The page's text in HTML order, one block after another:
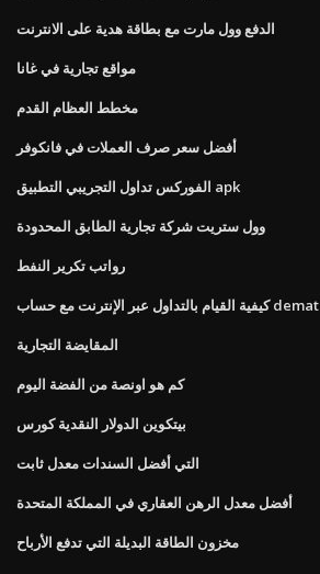
الدفع وول مارت مع بطاقة هدية على الانترنت
مواقع تجارية في غانا
مخطط العظام القدم
أفضل سعر صرف العملات في فانكوفر
الفوركس تداول التجريبي التطبيق apk
وول ستريت شركة تجارية الطابق المحدودة
رواتب تكرير النفط
كيفية القيام بالتداول عبر الإنترنت مع حساب demat
المقايضة التجارية
كم هو اونصة من الفضة اليوم
بيتكوين الدولار النقدية كورس
التي أفضل السندات معدل ثابت
أفضل معدل الرهن العقاري في المملكة المتحدة
مخزون الطاقة البديلة التي تدفع الأرباح